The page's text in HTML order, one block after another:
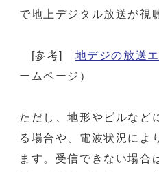
で地上デジタル放送が視
[参考] 地デジの放送
ームページ）
ただし、地形やビルなど
る場合や、電波状況によ
ます。受信できない場合